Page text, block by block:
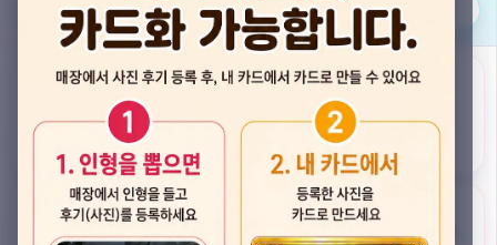
평점순 내 주변 즐겨찾기
뽑스 천안 불당점
★★★★☆ 4.2 후기 33
게임플렉스 불당동점